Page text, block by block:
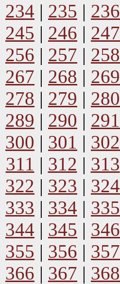
234 | 235 | 236
245 | 246 | 247
256 | 257 | 258
267 | 268 | 269
278 | 279 | 280
289 | 290 | 291
300 | 301 | 302
311 | 312 | 313
322 | 323 | 324
333 | 334 | 335
344 | 345 | 346
355 | 356 | 357
366 | 367 | 368